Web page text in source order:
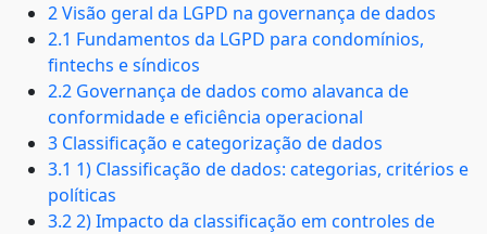
2 Visão geral da LGPD na governança de dados
2.1 Fundamentos da LGPD para condomínios,
fintechs e síndicos
2.2 Governança de dados como alavanca de
conformidade e eficiência operacional
3 Classificação e categorização de dados
3.1 1) Classificação de dados: categorias, critérios e
políticas
3.2 2) Impacto da classificação em controles de